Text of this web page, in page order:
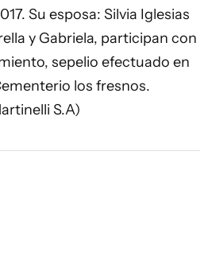
Su esposa: Silvia Iglesias
y Gabriela, participan con
sepelio efectuado en
los fresnos.
S.A)